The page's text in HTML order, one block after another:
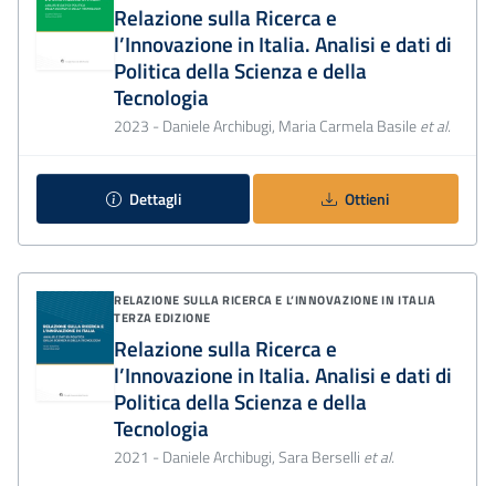
Relazione sulla Ricerca e
l’Innovazione in Italia. Analisi e dati di
Politica della Scienza e della
Tecnologia
2023 - Daniele Archibugi, Maria Carmela Basile et al.
Dettagli Ottieni
RELAZIONE SULLA RICERCA E L’INNOVAZIONE IN ITALIA
TERZA EDIZIONE
Relazione sulla Ricerca e
l’Innovazione in Italia. Analisi e dati di
Politica della Scienza e della
Tecnologia
2021 - Daniele Archibugi, Sara Berselli et al.